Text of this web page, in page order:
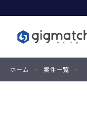
ホーム > 案件一覧 >